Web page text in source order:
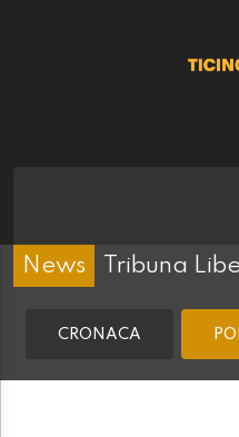
News Tribuna
CRONACA